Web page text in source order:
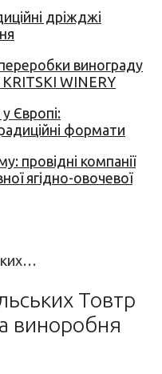
дріжджі
винограду
WINERY
Європі:
формати
провідні компанії
ягідно-овочевої
Товтр
виноробня